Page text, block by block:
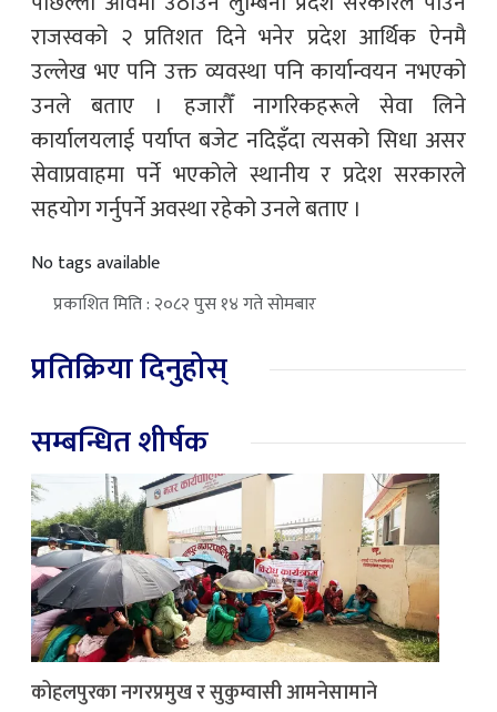
राजस्वको २ प्रतिशत दिने भनेर प्रदेश आर्थिक ऐनमै
उल्लेख भए पनि उक्त व्यवस्था पनि कार्यान्वयन नभएको
उनले बताए । हजारौँ नागरिकहरूले सेवा लिने
कार्यालयलाई पर्याप्त बजेट नदिइँदा त्यसको सिधा असर
सेवाप्रवाहमा पर्ने भएकोले स्थानीय र प्रदेश सरकारले
सहयोग गर्नुपर्ने अवस्था रहेको उनले बताए ।
No tags available
प्रकाशित मिति : २०८२ पुस १४ गते सोमबार
प्रतिक्रिया दिनुहोस्
सम्बन्धित शीर्षक
कोहलपुरका नगरप्रमुख र सुकुम्वासी आमनेसामाने